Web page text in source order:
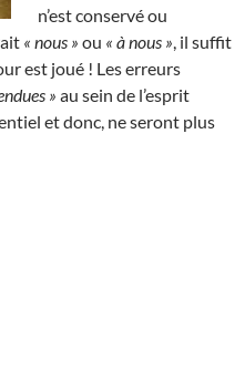
n’est conservé ou
« nous » ou « à nous » , il suffit
est joué ! Les erreurs
» au sein de l’esprit
et donc, ne seront plus